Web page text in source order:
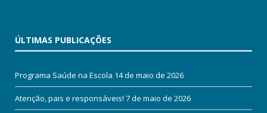
ÚLTIMAS PUBLICAÇÕES
Programa Saúde na Escola 14 de maio de 2026
Atenção, pais e responsáveis! 7 de maio de 2026